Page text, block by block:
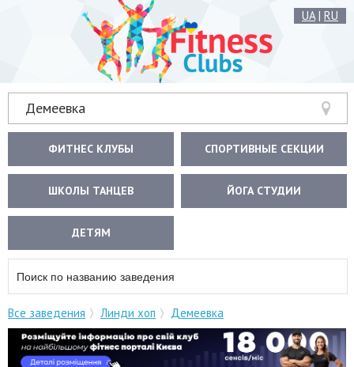
UA| RU
Демеевка
ФИТНЕС КЛУБЫ СПОРТИВНЫЕ СЕКЦИИ
ШКОЛЫ ТАНЦЕВ ЙОГА СТУДИИ
ДЕТЯМ
Все заведения Линди хоп Демеевка